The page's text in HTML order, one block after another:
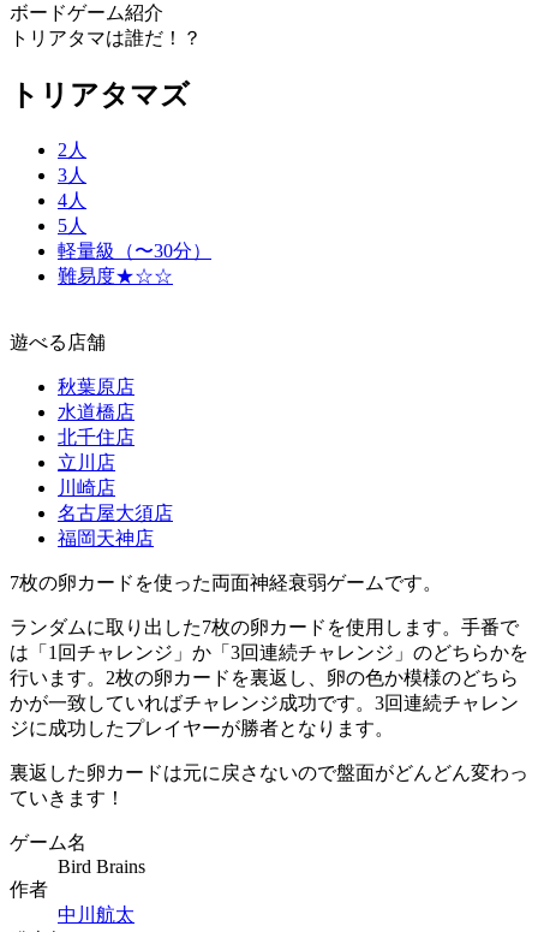
ボードゲーム紹介
トリアタマは誰だ！？
トリアタマズ
2人
3人
4人
5人
軽量級（〜30分）
難易度★☆☆
遊べる店舗
秋葉原店
水道橋店
北千住店
立川店
川崎店
名古屋大須店
福岡天神店
7枚の卵カードを使った両面神経衰弱ゲームです。
ランダムに取り出した7枚の卵カードを使用します。手番で
は「1回チャレンジ」か「3回連続チャレンジ」のどちらかを
行います。2枚の卵カードを裏返し、卵の色か模様のどちら
かが一致していればチャレンジ成功です。3回連続チャレン
ジに成功したプレイヤーが勝者となります。
裏返した卵カードは元に戻さないので盤面がどんどん変わっ
ていきます！
ゲーム名
Bird Brains
作者
中川航太